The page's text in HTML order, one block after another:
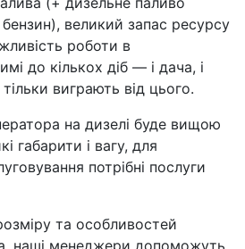
великий запас ресурсу
роботи в
до кількох діб — і дача, і
виграють від цього.
на дизелі буде вищою
габарити і вагу, для
потрібні послуги
та особливостей